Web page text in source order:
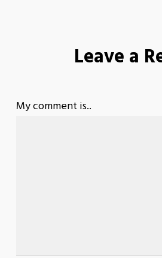
Leave a
My comment is..